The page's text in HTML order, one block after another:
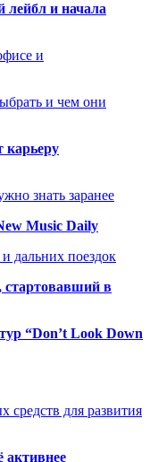
и начала
и
и чем они
знать заранее
Music Daily
дальних поездок
стартовавший в
“Don’t Look Down
средств для развития
активнее